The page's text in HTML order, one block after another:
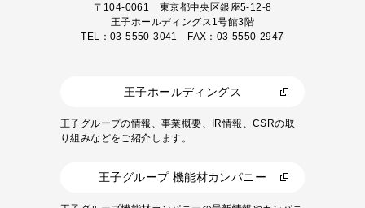
〒104-0061 東京都中央区銀座5-12-8
王子ホールディングス1号館3階
TEL：03-5550-3041 FAX：03-5550-2947
王子ホールディングス
王子グループの情報、事業概要、IR情報、CSRの取
り組みなどをご紹介します。
王子グループ 機能材カンパニー